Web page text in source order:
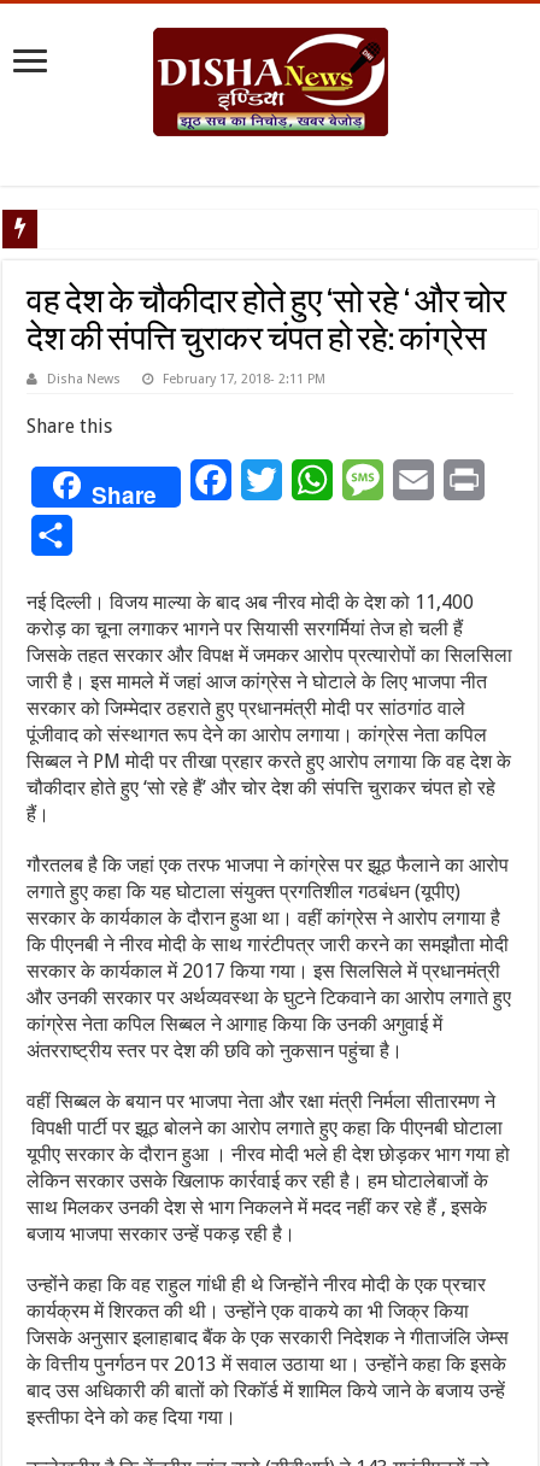
वह देश के चौकीदार होते हुए ‘सो रहे ‘ और चोर
देश की संपत्ति चुराकर चंपत हो रहे: कांग्रेस
Disha News February 17, 2018- 2:11 PM
Share this
Share FacebookTwitterWhatsAppMessageEmail
नई दिल्ली। विजय माल्या के बाद अब नीरव मोदी के देश को 11,400
करोड़ का चूना लगाकर भागने पर सियासी सरगर्मियां तेज हो चली हैं
जिसके तहत सरकार और विपक्ष में जमकर आरोप प्रत्यारोपों का सिलसिला
जारी है। इस मामले में जहां आज कांग्रेस ने घोटाले के लिए भाजपा नीत
सरकार को जिम्मेदार ठहराते हुए प्रधानमंत्री मोदी पर सांठगांठ वाले
पूंजीवाद को संस्थागत रूप देने का आरोप लगाया। कांग्रेस नेता कपिल
सिब्बल ने PM मोदी पर तीखा प्रहार करते हुए आरोप लगाया कि वह देश के
चौकीदार होते हुए ‘सो रहे हैं’ और चोर देश की संपत्ति चुराकर चंपत हो रहे
हैं।
गौरतलब है कि जहां एक तरफ भाजपा ने कांग्रेस पर झूठ फैलाने का आरोप
लगाते हुए कहा कि यह घोटाला संयुक्त प्रगतिशील गठबंधन (यूपीए)
सरकार के कार्यकाल के दौरान हुआ था। वहीं कांग्रेस ने आरोप लगाया है
कि पीएनबी ने नीरव मोदी के साथ गारंटीपत्र जारी करने का समझौता मोदी
सरकार के कार्यकाल में 2017 किया गया। इस सिलसिले में प्रधानमंत्री
और उनकी सरकार पर अर्थव्यवस्था के घुटने टिकवाने का आरोप लगाते हुए
कांग्रेस नेता कपिल सिब्बल ने आगाह किया कि उनकी अगुवाई में
अंतरराष्ट्रीय स्तर पर देश की छवि को नुकसान पहुंचा है।
वहीं सिब्बल के बयान पर भाजपा नेता और रक्षा मंत्री निर्मला सीतारमण ने
विपक्षी पार्टी पर झूठ बोलने का आरोप लगाते हुए कहा कि पीएनबी घोटाला
यूपीए सरकार के दौरान हुआ । नीरव मोदी भले ही देश छोड़कर भाग गया हो
लेकिन सरकार उसके खिलाफ कार्रवाई कर रही है। हम घोटालेबाजों के
साथ मिलकर उनकी देश से भाग निकलने में मदद नहीं कर रहे हैं , इसके
बजाय भाजपा सरकार उन्हें पकड़ रही है।
उन्होंने कहा कि वह राहुल गांधी ही थे जिन्होंने नीरव मोदी के एक प्रचार
कार्यक्रम में शिरकत की थी। उन्होंने एक वाकये का भी जिक्र किया
जिसके अनुसार इलाहाबाद बैंक के एक सरकारी निदेशक ने गीताजंलि जेम्स
के वित्तीय पुनर्गठन पर 2013 में सवाल उठाया था। उन्होंने कहा कि इसके
बाद उस अधिकारी की बातों को रिकॉर्ड में शामिल किये जाने के बजाय उन्हें
इस्तीफा देने को कह दिया गया।